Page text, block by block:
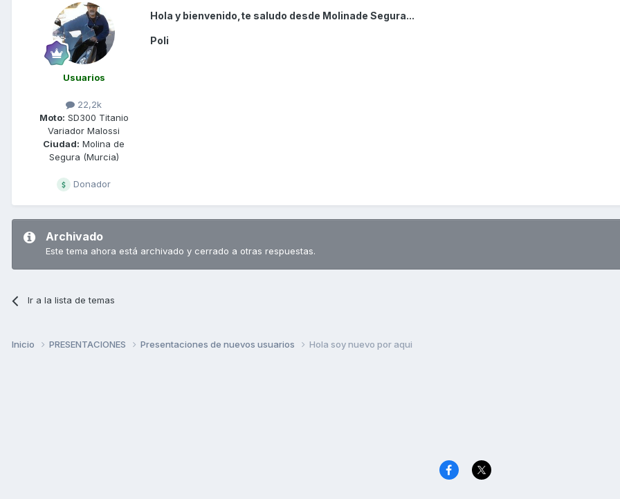
Usuarios
22,2k
Moto: SD300 Titanio
Variador Malossi
Ciudad: Molina de
Segura (Murcia)
Donador
Hola y bienvenido,te saludo desde Molinade Segura...
Poli
Archivado
Este tema ahora está archivado y cerrado a otras respuestas.
Ir a la lista de temas
Inicio PRESENTACIONES Presentaciones de nuevos usuarios Hola soy nuevo por aqui